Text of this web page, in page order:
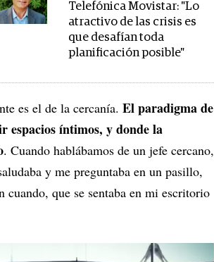
Telefónica Movistar: "Lo
atractivo de las crisis es
que desafían toda
planificación posible"
es el de la cercanía. El paradigma de
espacios íntimos, y donde la
. Cuando hablábamos de un jefe cercano,
y me preguntaba en un pasillo,
que se sentaba en mi escritorio